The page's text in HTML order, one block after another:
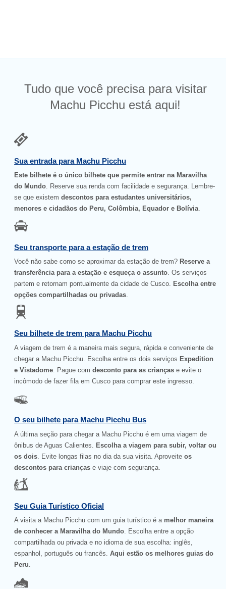
Tudo que você precisa para visitar
Machu Picchu está aqui!
Sua entrada para Machu Picchu
Este bilhete é o único bilhete que permite entrar na Maravilha
do Mundo. Reserve sua renda com facilidade e segurança. Lembre-
se que existemdescontos para estudantes universitários,
menores e cidadãos do Peru, Colômbia, Equador e Bolívia.
Seu transporte para a estação de trem
Você não sabe como se aproximar da estação de trem? Reserve a
transferência para a estação e esqueça o assunto. Os serviços
partem e retornam pontualmente da cidade de Cusco. Escolha entre
opções compartilhadas ou privadas.
Seu bilhete de trem para Machu Picchu
A viagem de trem é a maneira mais segura, rápida e conveniente de
chegar a Machu Picchu. Escolha entre os dois serviços Expedition
e Vistadome . Pague comdesconto para as crianças e evite o
incômodo de fazer fila em Cusco para comprar este ingresso.
O seu bilhete para Machu Picchu Bus
A última seção para chegar a Machu Picchu é em uma viagem de
ônibus de Aguas Calientes. Escolha a viagem para subir, voltar ou
os dois . Evite longas filas no dia da sua visita. Aproveiteos
descontos para crianças e viaje com segurança.
Seu Guia Turístico Oficial
A visita a Machu Picchu com um guia turístico é a melhor maneira
de conhecer a Maravilha do Mundo. Escolha entre a opção
compartilhada ou privada e no idioma de sua escolha: inglês,
espanhol, português ou francês. Aqui estão os melhores guias do
Peru.